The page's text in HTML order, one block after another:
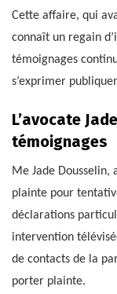
Cette affaire, qui
connaît un regain
témoignages
s’exprimer
L’avocate
témoignages
Me Jade Dousselin,
plainte pour
déclarations
intervention
de contacts de la
porter plainte.